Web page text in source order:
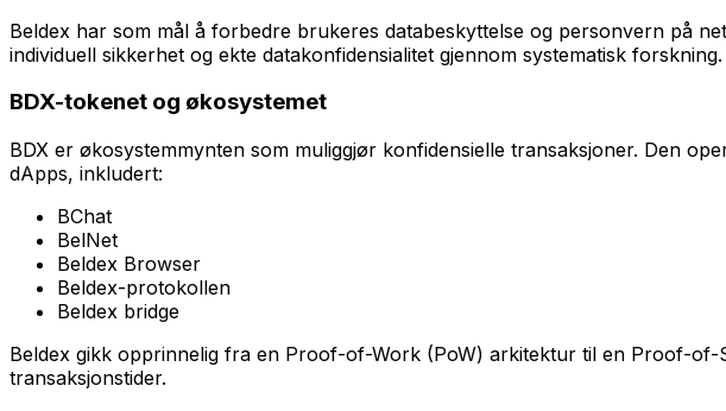
Beldex har som mål å forbedre brukeres databeskyttelse og personvern på
individuell sikkerhet og ekte datakonfidensialitet gjennom systematisk forskning.
BDX-tokenet og økosystemet
BDX er økosystemmynten som muliggjør konfidensielle transaksjoner. Den
dApps, inkludert:
BChat
BelNet
Beldex Browser
Beldex-protokollen
Beldex bridge
Beldex gikk opprinnelig fra en Proof-of-Work (PoW) arkitektur til en Proof-
transaksjonstider.